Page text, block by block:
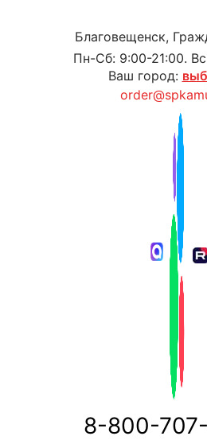
Благовещенск,
Пн-Сб: 9:00-21:00.
Ваш город:
8-800-